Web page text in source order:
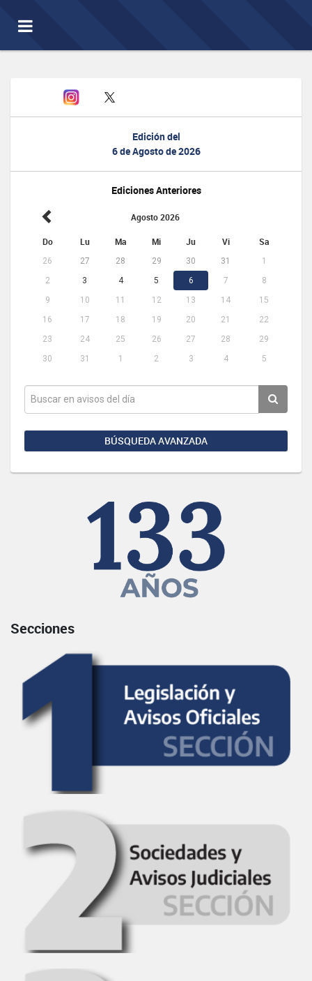
Toggle
navigation
Edición del
6 de Agosto de 2026
Ediciones Anteriores
Agosto 2026
Do Lu Ma Mi Ju Vi Sa
26 27 28 29 30 31
1
2
3 4 5 6 7
8
9
10 11 12 13 14
15
16
17 18 19 20 21
22
23
24 25 26 27 28
29
30
31 1 2 3 4 5
BÚSQUEDA AVANZADA
Secciones